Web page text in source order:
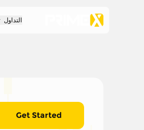
التداول
Get Started